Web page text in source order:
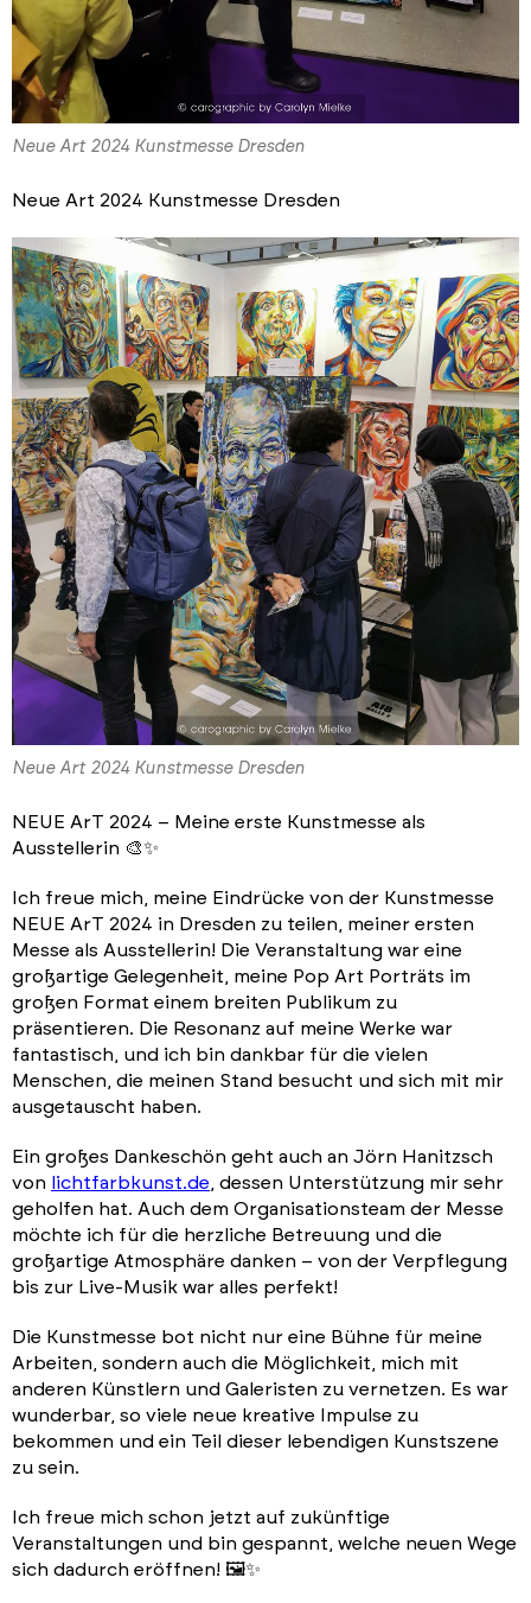
Neue Art 2024 Kunstmesse Dresden
Neue Art 2024 Kunstmesse Dresden
Neue Art 2024 Kunstmesse Dresden
NEUE ArT 2024 – Meine erste Kunstmesse als
Ausstellerin 🎨✨
Ich freue mich, meine Eindrücke von der Kunstmesse
NEUE ArT 2024 in Dresden zu teilen, meiner ersten
Messe als Ausstellerin! Die Veranstaltung war eine
großartige Gelegenheit, meine Pop Art Porträts im
großen Format einem breiten Publikum zu
präsentieren. Die Resonanz auf meine Werke war
fantastisch, und ich bin dankbar für die vielen
Menschen, die meinen Stand besucht und sich mit mir
ausgetauscht haben.
Ein großes Dankeschön geht auch an Jörn Hanitzsch
von
lichtfarbkunst.de , dessen Unterstützung mir sehr
geholfen hat. Auch dem Organisationsteam der Messe
möchte ich für die herzliche Betreuung und die
großartige Atmosphäre danken – von der Verpflegung
bis zur Live-Musik war alles perfekt!
Die Kunstmesse bot nicht nur eine Bühne für meine
Arbeiten, sondern auch die Möglichkeit, mich mit
anderen Künstlern und Galeristen zu vernetzen. Es war
wunderbar, so viele neue kreative Impulse zu
bekommen und ein Teil dieser lebendigen Kunstszene
zu sein.
Ich freue mich schon jetzt auf zukünftige
Veranstaltungen und bin gespannt, welche neuen Wege
sich dadurch eröffnen! 🖼️✨